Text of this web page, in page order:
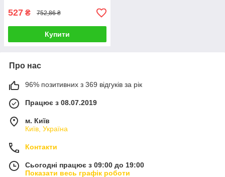
527 ₴ 752,86 ₴
Купити
Про нас
96% позитивних з 369 відгуків за рік
Працює з 08.07.2019
м. Київ
Київ, Україна
Контакти
Сьогодні працює з 09:00 до 19:00
Показати весь графік роботи